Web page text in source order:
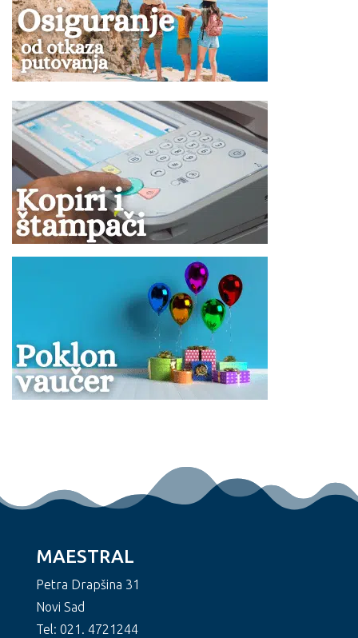
MAESTRAL
Petra Drapšina 31
Novi Sad
Tel: 021. 4721244